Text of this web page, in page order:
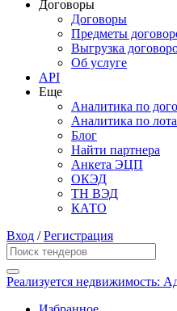
Договоры
Договоры
Предметы
Выгрузка
Об услуге
API
Еще
Аналитика по
Аналитика по
Блог
Найти партнера
Анкета ЭЦП
ОКЭД
ТН ВЭД
КАТО
Вход /Регистрация
Реализуется недвижимость: